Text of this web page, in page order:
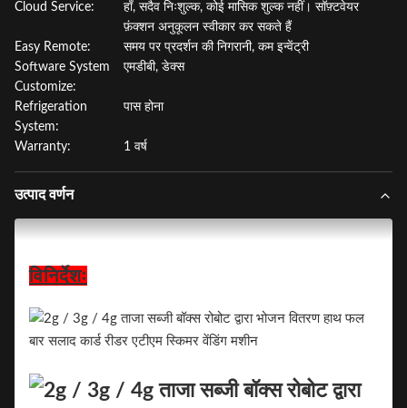
Cloud Service:
हाँ, सदैव निःशुल्क, कोई मासिक शुल्क नहीं। सॉफ़्टवेयर
फ़ंक्शन अनुकूलन स्वीकार कर सकते हैं
Easy Remote:
समय पर प्रदर्शन की निगरानी, ​​कम इन्वेंट्री
Software System
Customize:
एमडीबी, डेक्स
Refrigeration
System:
पास होना
Warranty: 1 वर्ष
उत्पाद वर्णन
विनिर्देशः